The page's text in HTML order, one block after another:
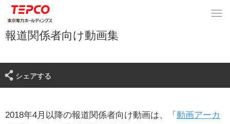
報道関係者向け動画集
シェアする
2018年4月以降の報道関係者向け動画は、「 動画アーカ
ールへ滑落した鉄骨瓦礫撤去